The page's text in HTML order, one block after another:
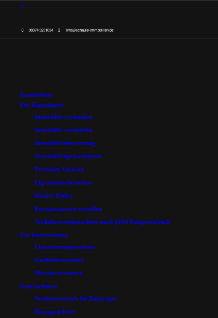
08374 3231034 info@schaule-immobilien.de
Immobilien
Für Eigentümer
Immobilie verkaufen
Immobilie vermieten
Immobilienbewertung
Immobilienpräsentation
Premium Verkauf
Eigentümerformular
Käufer finden
Energieausweis erstellen
Verkehrswertgutachten nach §194 Baugesetzbuch
Für Interessenten
Finanzierungsrechner
Kaufinteressenten
Mietinteressenten
Unternehmen
Neubauvertrieb für Bauträger
Einzugsgebiete